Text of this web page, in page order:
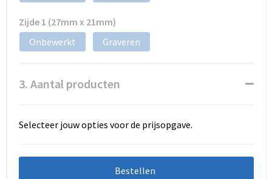
Zijde 1 (27mm x 21mm)
Onbewerkt
Graveren
3. Aantal producten
Selecteer jouw opties voor de prijsopgave.
Bestellen